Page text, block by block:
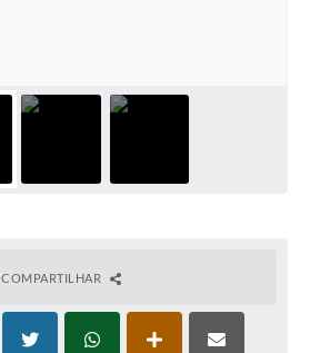
COMPARTILHAR